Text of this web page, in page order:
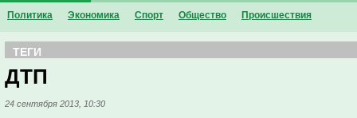
Политика Экономика Спорт Общество Проиcшествия
ТЕГИ
ДТП
24 сентября 2013, 10:30